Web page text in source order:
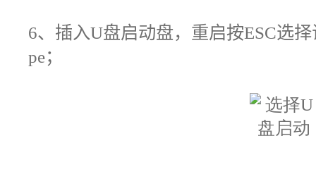
6、插入U盘启动盘，重启按ESC选
pe；